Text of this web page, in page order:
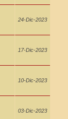
24-Dic-2023
17-Dic-2023
10-Dic-2023
03-Dic-2023